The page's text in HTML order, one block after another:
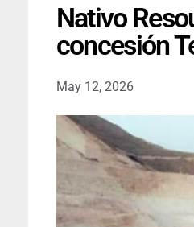
Nativo
concesión
May 12, 2026